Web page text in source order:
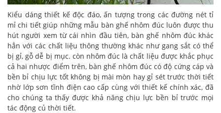
Kiểu dáng thiết kế độc đáo, ấn tượng trong các đường nét tỉ
mỉ chi tiết giúp những mẫu bàn ghế nhôm đúc luôn được thu
hút người xem từ cái nhìn đầu tiên, bàn ghế nhôm đúc khác
hẳn với các chất liệu thông thường khác như gang sắt có thể
bị gỉ, gỗ dễ bị mục. còn nhôm đúc là chất liệu được khắc phục
cả hai nhược điểm trên, bàn ghế nhôm đúc có độ cứng cáp và
bền bỉ chịu lực tốt không bị mài mòn hay gỉ sét trước thời tiết
nhờ lớp sơn tĩnh điện cao cấp cùng với thiết kế chính xác, đã
cho chúng ta thấy được khả năng chịu lực bền bỉ trước mọi
tác động củ thời tiết.